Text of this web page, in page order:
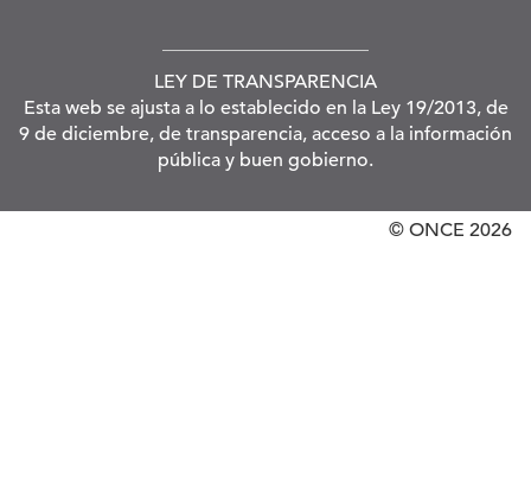
LEY DE TRANSPARENCIA
Esta web se ajusta a lo establecido en la Ley 19/2013, de
9 de diciembre, de transparencia, acceso a la información
pública y buen gobierno.
© ONCE 2026